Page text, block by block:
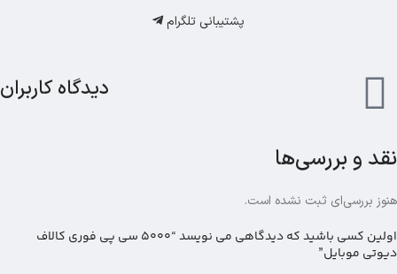
پشتیبانی تلگرام
دیدگاه کاربران
نقد و بررسی‌ها
هنوز بررسی‌ای ثبت نشده است.
اولین کسی باشید که دیدگاهی می نویسد “5000 سی پی فوری کالاف
دیوتی موبایل”